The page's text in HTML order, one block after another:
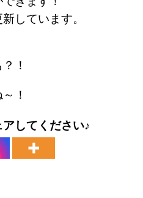
しています。
！
！
してください♪